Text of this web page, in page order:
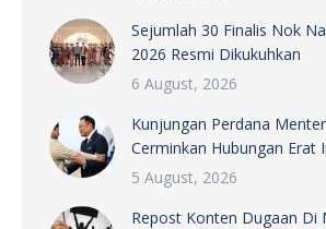
Sejumlah 30 Finalis Nok
2026 Resmi Dikukuhkan
6 August, 2026
Kunjungan Perdana
Cerminkan Hubungan Erat
5 August, 2026
Repost Konten Dugaan Di